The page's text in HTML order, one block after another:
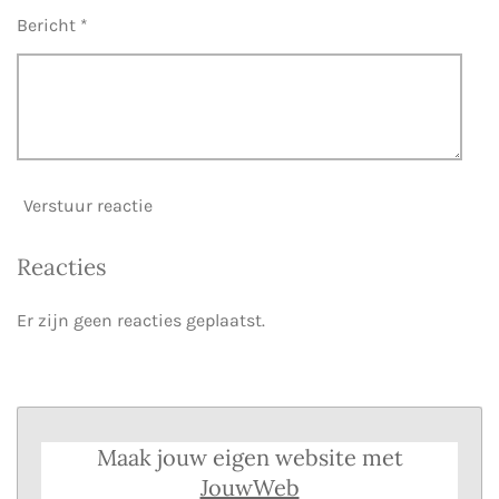
Bericht *
Verstuur reactie
Reacties
Er zijn geen reacties geplaatst.
Maak jouw eigen website met
JouwWeb